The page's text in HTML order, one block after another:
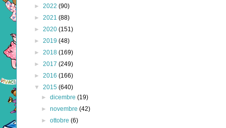
► 2022 (90)
► 2021 (88)
► 2020 (151)
► 2019 (48)
► 2018 (169)
► 2017 (249)
► 2016 (166)
▼ 2015 (640)
►dicembre(19)
►novembre(42)
►ottobre(6)